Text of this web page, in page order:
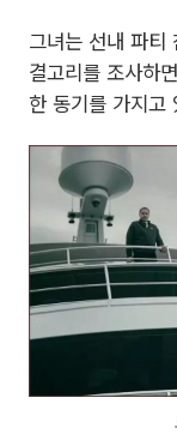
그녀는 선내 파티
결고리를 조사하
한 동기를 가지고